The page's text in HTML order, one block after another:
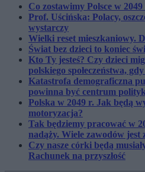
Co zostawimy Polsce w
Prof. Uścińska: Polacy,
wystarczy
Wielki reset mieszkaniowy.
Świat bez dzieci to koniec
Kto Ty jesteś? Czy dzieci
polskiego społeczeństwa,
Katastrofa demograficzna
powinna być centrum
Polska w 2049 r. Jak będą
motoryzacja?
Tak będziemy pracować w
nadąży. Wiele zawodów jest
Czy nasze córki będą
Rachunek na przyszłość